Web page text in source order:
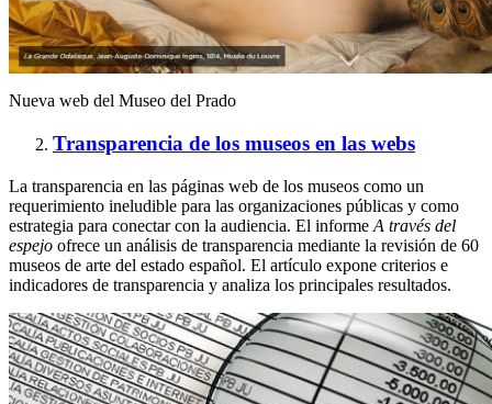
Nueva web del Museo del Prado
Transparencia de los museos en las webs
La transparencia en las páginas web de los museos como un
requerimiento ineludible para las organizaciones públicas y como
estrategia para conectar con la audiencia. El informe A través del
espejo ofrece un análisis de transparencia mediante la revisión de 60
museos de arte del estado español. El artículo expone criterios e
indicadores de transparencia y analiza los principales resultados.